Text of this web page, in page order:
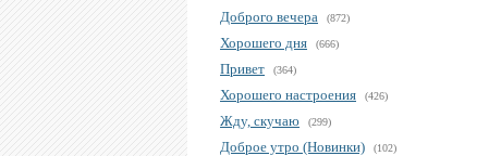
Доброго вечера (872)
Хорошего дня (666)
Привет (364)
Хорошего настроения (426)
Жду, скучаю (299)
Доброе утро (Новинки) (102)